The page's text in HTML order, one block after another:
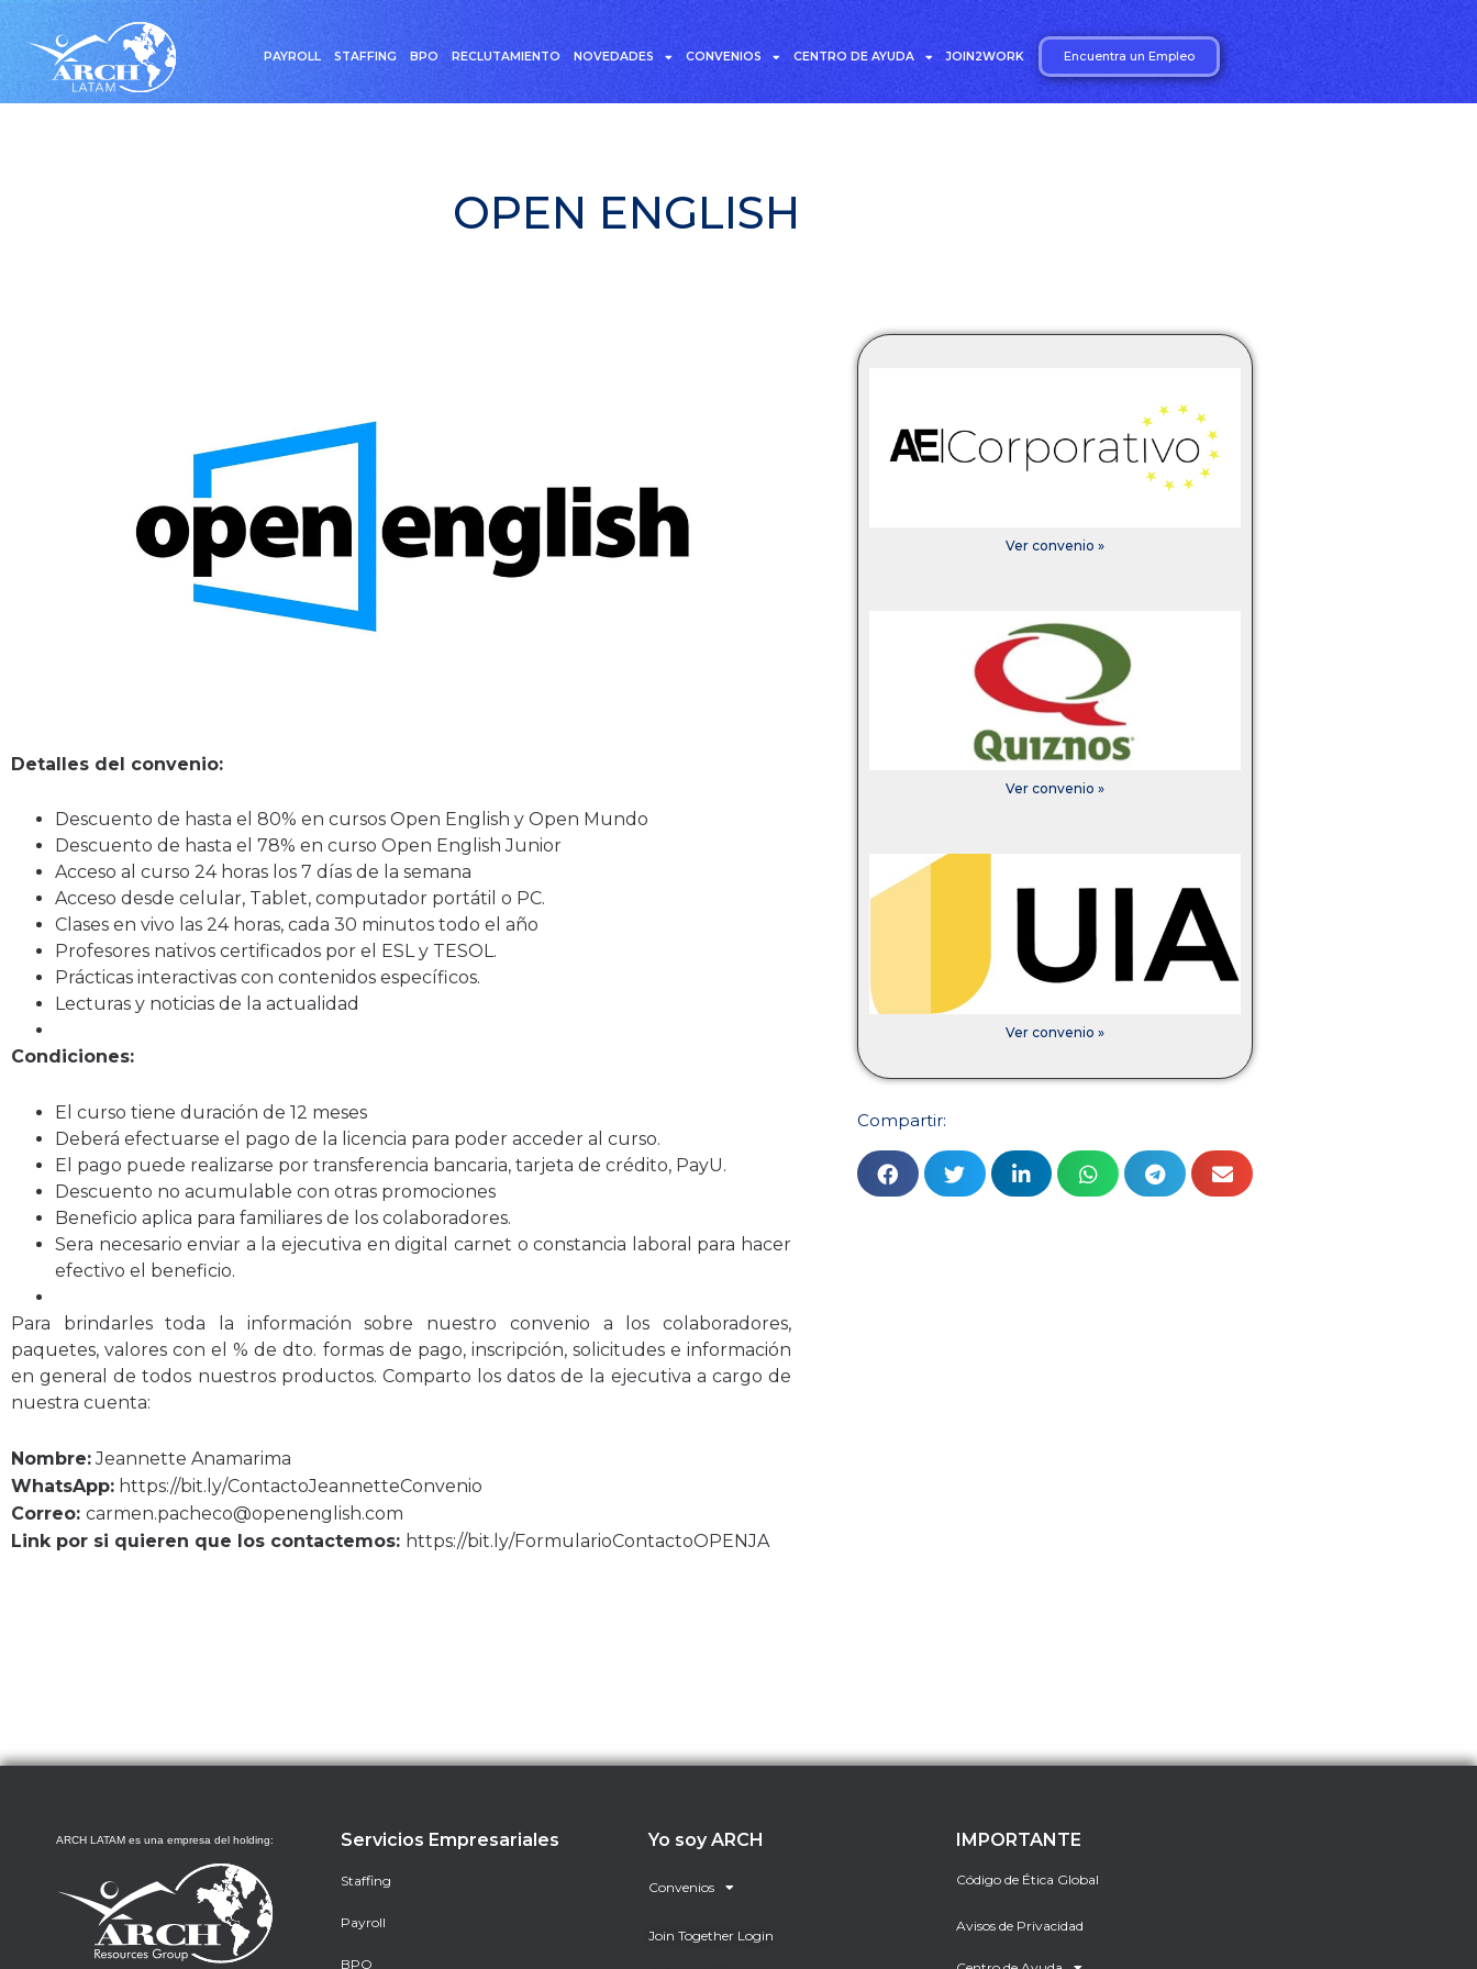
PAYROLL STAFFING BPO RECLUTAMIENTO NOVEDADES CONVENIOS CENTRO DE AYUDA JOIN2WORK Encuentra un Empleo
OPEN ENGLISH
Detalles del convenio:
Descuento de hasta el 80% en cursos Open English y Open Mundo
Descuento de hasta el 78% en curso Open English Junior
Acceso al curso 24 horas los 7 días de la semana
Acceso desde celular, Tablet, computador portátil o PC.
Clases en vivo las 24 horas, cada 30 minutos todo el año
Profesores nativos certificados por el ESL y TESOL.
Prácticas interactivas con contenidos específicos.
Lecturas y noticias de la actualidad
Condiciones:
El curso tiene duración de 12 meses
Deberá efectuarse el pago de la licencia para poder acceder al curso.
El pago puede realizarse por transferencia bancaria, tarjeta de crédito, PayU.
Descuento no acumulable con otras promociones
Beneficio aplica para familiares de los colaboradores.
Sera necesario enviar a la ejecutiva en digital carnet o constancia laboral para hacer
efectivo el beneficio.
Para brindarles toda la información sobre nuestro convenio a los colaboradores,
paquetes, valores con el % de dto. formas de pago, inscripción, solicitudes e información
en general de todos nuestros productos. Comparto los datos de la ejecutiva a cargo de
nuestra cuenta:
Nombre:Jeannette Anamarima
WhatsApp: https://bit.ly/ContactoJeannetteConvenio
Correo: carmen.pacheco@openenglish.com
Link por si quieren que los contactemos: https://bit.ly/FormularioContactoOPENJA
Ver convenio »
Ver convenio »
Ver convenio »
Compartir:
ARCH LATAM es una empresa del holding: Servicios Empresariales
Staffing
Payroll
BPO
Yo soy ARCH
Convenios
Join Together Login
IMPORTANTE
Código de Ética Global
Avisos de Privacidad